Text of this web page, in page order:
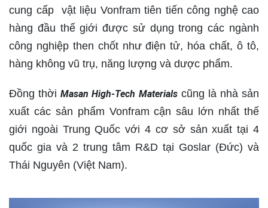
cung cấp vật liệu Vonfram tiên tiến công nghệ cao
hàng đầu thế giới được sử dụng trong các ngành
công nghiệp then chốt như điện tử, hóa chất, ô tô,
hàng không vũ trụ, năng lượng và dược phẩm.
Đồng thờiMasan High-Tech Materialscũng là nhà sản
xuất các sản phẩm Vonfram cận sâu lớn nhất thế
giới ngoài Trung Quốc với 4 cơ sở sản xuất tại 4
quốc gia và 2 trung tâm R&D tại Goslar (Đức) và
Thái Nguyên (Việt Nam).